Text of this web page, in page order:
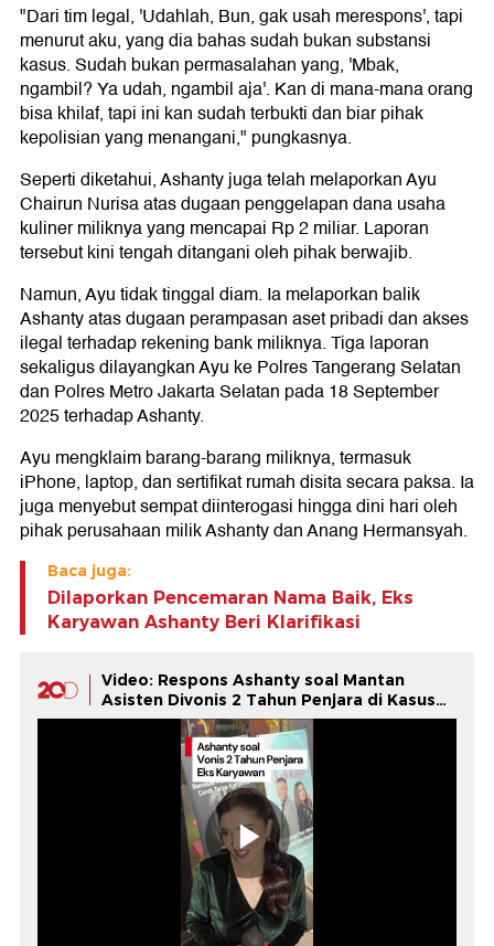
"Dari tim legal, 'Udahlah, Bun, gak usah merespons', tapi
menurut aku, yang dia bahas sudah bukan substansi
kasus. Sudah bukan permasalahan yang, 'Mbak,
ngambil? Ya udah, ngambil aja'. Kan di mana-mana orang
bisa khilaf, tapi ini kan sudah terbukti dan biar pihak
kepolisian yang menangani," pungkasnya.
Seperti diketahui, Ashanty juga telah melaporkan Ayu
Chairun Nurisa atas dugaan penggelapan dana usaha
kuliner miliknya yang mencapai Rp 2 miliar. Laporan
tersebut kini tengah ditangani oleh pihak berwajib.
Namun, Ayu tidak tinggal diam. Ia melaporkan balik
Ashanty atas dugaan perampasan aset pribadi dan akses
ilegal terhadap rekening bank miliknya. Tiga laporan
sekaligus dilayangkan Ayu ke Polres Tangerang Selatan
dan Polres Metro Jakarta Selatan pada 18 September
2025 terhadap Ashanty.
Ayu mengklaim barang-barang miliknya, termasuk
iPhone, laptop, dan sertifikat rumah disita secara paksa. Ia
juga menyebut sempat diinterogasi hingga dini hari oleh
pihak perusahaan milik Ashanty dan Anang Hermansyah.
Baca juga:
Dilaporkan Pencemaran Nama Baik, Eks
Karyawan Ashanty Beri Klarifikasi
Video: Respons Ashanty soal Mantan
Asisten Divonis 2 Tahun Penjara di Kasus
Penggelapan